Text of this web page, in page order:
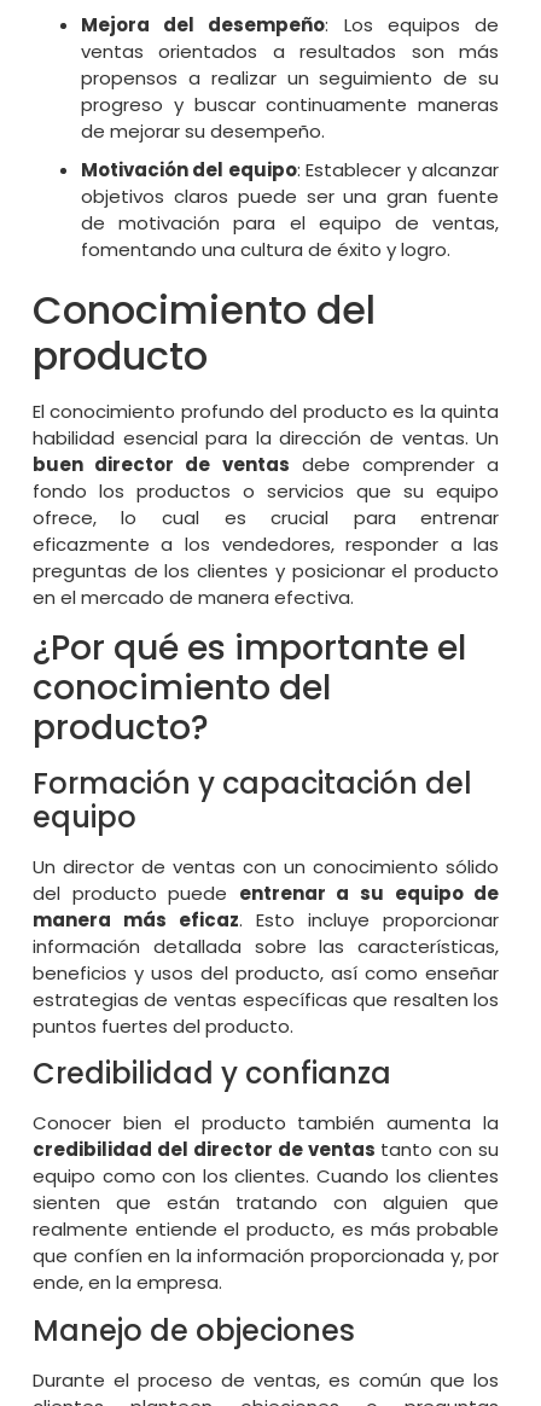
Mejora del desempeño: Los equipos de
ventas orientados a resultados son más
propensos a realizar un seguimiento de su
progreso y buscar continuamente maneras
de mejorar su desempeño.
Motivación del equipo: Establecer y alcanzar
objetivos claros puede ser una gran fuente
de motivación para el equipo de ventas,
fomentando una cultura de éxito y logro.
Conocimiento del
producto
El conocimiento profundo del producto es la quinta
habilidad esencial para la dirección de ventas. Un
buen director de ventas debe comprender a
fondo los productos o servicios que su equipo
ofrece, lo cual es crucial para entrenar
eficazmente a los vendedores, responder a las
preguntas de los clientes y posicionar el producto
en el mercado de manera efectiva.
¿Por qué es importante el
conocimiento del
producto?
Formación y capacitación del
equipo
Un director de ventas con un conocimiento sólido
del producto puede entrenar a su equipo de
manera más eficaz. Esto incluye proporcionar
información detallada sobre las características,
beneficios y usos del producto, así como enseñar
estrategias de ventas específicas que resalten los
puntos fuertes del producto.
Credibilidad y confianza
Conocer bien el producto también aumenta la
credibilidad del director de ventas tanto con su
equipo como con los clientes. Cuando los clientes
sienten que están tratando con alguien que
realmente entiende el producto, es más probable
que confíen en la información proporcionada y, por
ende, en la empresa.
Manejo de objeciones
Durante el proceso de ventas, es común que los